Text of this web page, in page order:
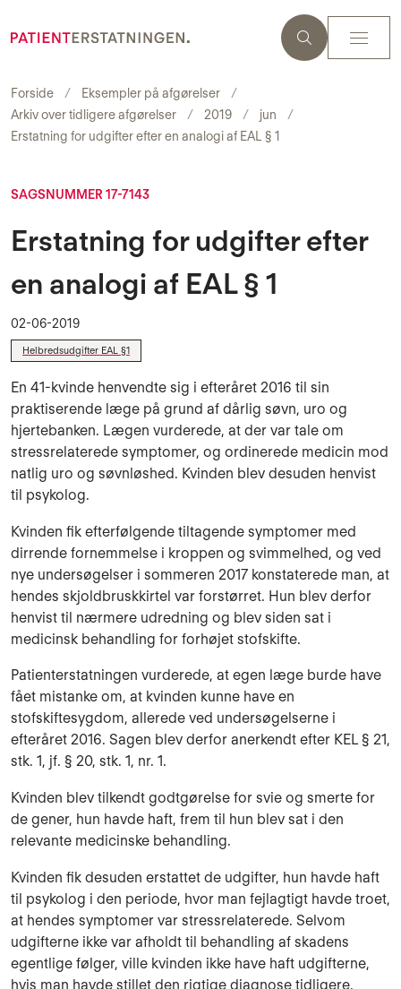
Forside
Eksempler på afgørelser
Arkiv over tidligere afgørelser
2019
jun
Erstatning for udgifter efter en analogi af EAL § 1
SAGSNUMMER 17-7143
Erstatning for udgifter efter
en analogi af EAL § 1
02-06-2019
Helbredsudgifter EAL §1
En 41-kvinde henvendte sig i efteråret 2016 til sin
praktiserende læge på grund af dårlig søvn, uro og
hjertebanken. Lægen vurderede, at der var tale om
stressrelaterede symptomer, og ordinerede medicin mod
natlig uro og søvnløshed. Kvinden blev desuden henvist
til psykolog.
Kvinden fik efterfølgende tiltagende symptomer med
dirrende fornemmelse i kroppen og svimmelhed, og ved
nye undersøgelser i sommeren 2017 konstaterede man, at
hendes skjoldbruskkirtel var forstørret. Hun blev derfor
henvist til nærmere udredning og blev siden sat i
medicinsk behandling for forhøjet stofskifte.
Patienterstatningen vurderede, at egen læge burde have
fået mistanke om, at kvinden kunne have en
stofskiftesygdom, allerede ved undersøgelserne i
efteråret 2016. Sagen blev derfor anerkendt efter KEL § 21,
stk. 1, jf. § 20, stk. 1, nr. 1.
Kvinden blev tilkendt godtgørelse for svie og smerte for
de gener, hun havde haft, frem til hun blev sat i den
relevante medicinske behandling.
Kvinden fik desuden erstattet de udgifter, hun havde haft
til psykolog i den periode, hvor man fejlagtigt havde troet,
at hendes symptomer var stressrelaterede. Selvom
udgifterne ikke var afholdt til behandling af skadens
egentlige følger, ville kvinden ikke have haft udgifterne,
hvis man havde stillet den rigtige diagnose tidligere.